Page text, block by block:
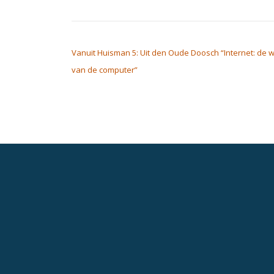
Vanuit Huisman 5: Uit den Oude Doosch “Internet: de
van de computer”